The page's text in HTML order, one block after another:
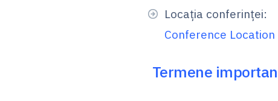
Locația conferinței:
Conference
Termene